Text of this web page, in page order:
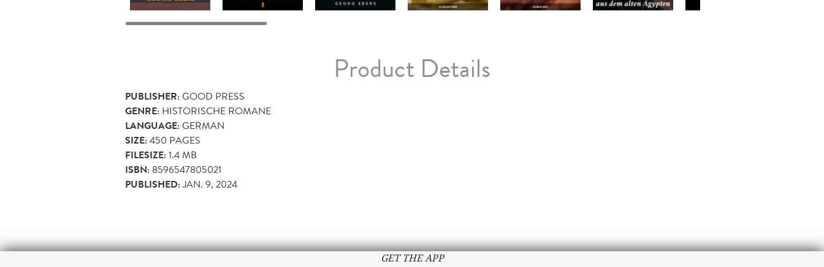
Product Details
PUBLISHER:GOOD PRESS
GENRE: HISTORISCHE ROMANE
LANGUAGE:GERMAN
SIZE:450 PAGES
FILESIZE:1.4 MB
ISBN: 8596547805021
PUBLISHED:JAN. 9, 2024
GET THE APP